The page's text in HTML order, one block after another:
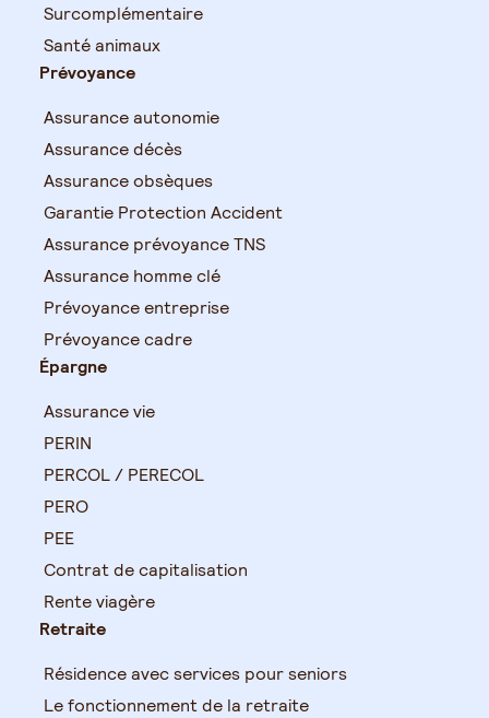
Surcomplémentaire
Santé animaux
Prévoyance
Assurance autonomie
Assurance décès
Assurance obsèques
Garantie Protection Accident
Assurance prévoyance TNS
Assurance homme clé
Prévoyance entreprise
Prévoyance cadre
Épargne
Assurance vie
PERIN
PERCOL / PERECOL
PERO
PEE
Contrat de capitalisation
Rente viagère
Retraite
Résidence avec services pour seniors
Le fonctionnement de la retraite